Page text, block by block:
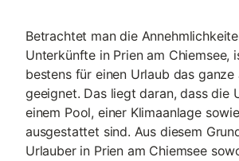
Betrachtet man die
Unterkünfte in Prien am Chiemsee,
bestens für einen Urlaub das ganze
geeignet. Das liegt daran, dass die
einem Pool, einer Klimaanlage
ausgestattet sind. Aus diesem
Urlauber in Prien am Chiemsee